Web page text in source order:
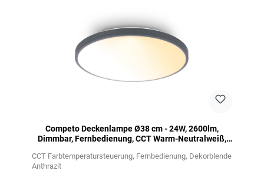
Competo Deckenlampe Ø38 cm - 24W, 2600lm,
Dimmbar, Fernbedienung, CCT Warm-Neutralweiß,
CCT Farbtemperatursteuerung Fernbedienung Dekorblende
Anthrazit